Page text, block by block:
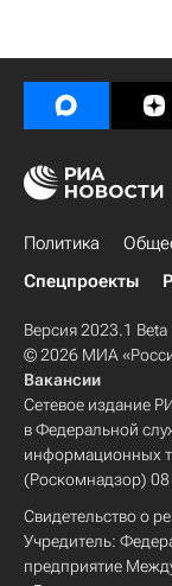
Политика
Спецпроекты
Версия 2023.1 Beta
© 2026 МИА
Вакансии
Сетевое издание
в Федеральной
информационных
(Роскомнадзор) 08
Свидетельство о
Учредитель:
предприятие